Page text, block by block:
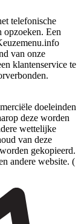
telefonische
opzoeken. Een
van onze
klantenservice te
doeleinden
deze worden
wettelijke
van deze
gekopieerd.
andere website. (